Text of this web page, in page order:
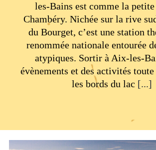
les-Bains est comme la
Chambéry. Nichée sur la rive
du Bourget, c’est une station
renommée nationale entourée
atypiques. Sortir à Aix-les-
évènements et des activités toute
les bords du lac [...]